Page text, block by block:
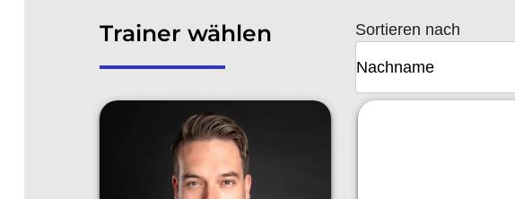
Trainer wählen Sortieren nach